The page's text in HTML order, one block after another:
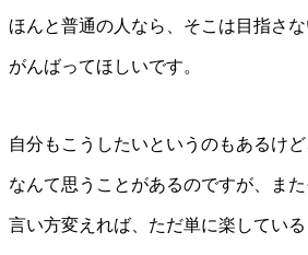
ほんと普通の人なら、そこは目指さ
がんばってほしいです。
自分もこうしたいというのもあるけ
なんて思うことがあるのですが、ま
言い方変えれば、ただ単に楽している